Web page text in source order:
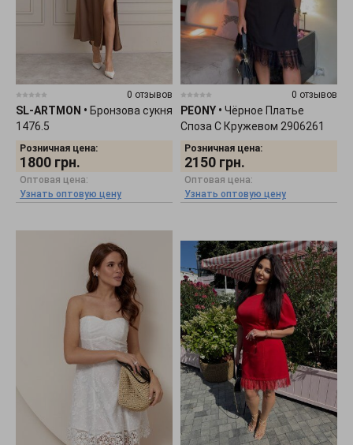
0 отзывов
SL-ARTMON • Бронзова сукня
1476.5
Розничная цена:
1800 грн.
Оптовая цена:
Узнать оптовую цену
0 отзывов
PEONY • Чёрное Платье
Споза С Кружевом 2906261
Розничная цена:
2150 грн.
Оптовая цена:
Узнать оптовую цену